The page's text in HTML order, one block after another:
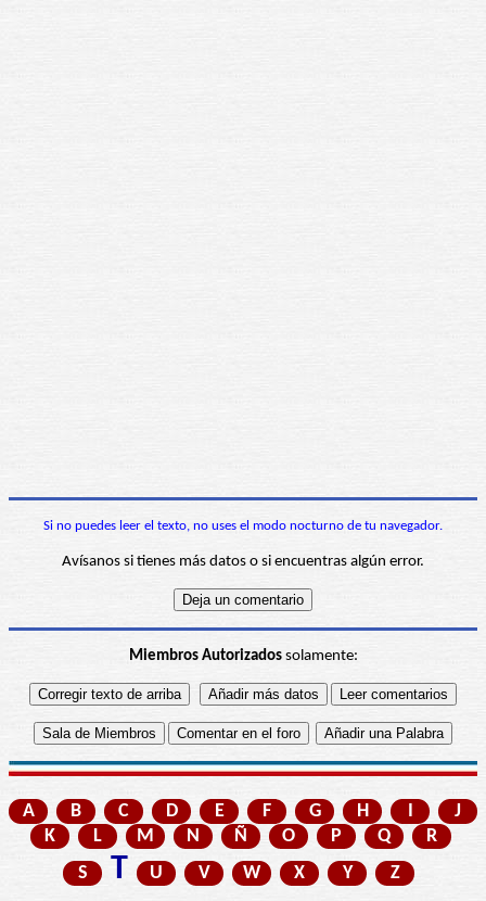
Si no puedes leer el texto, no uses el modo nocturno de tu navegador.
Avísanos si tienes más datos o si encuentras algún error.
Miembros Autorizadossolamente:
A B C D E F G H I
J
K
L M N Ñ O P Q
R
S
T U V W X Y Z